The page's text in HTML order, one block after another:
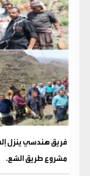
فريق هندسي ينزل
مشروع طريق الشع.